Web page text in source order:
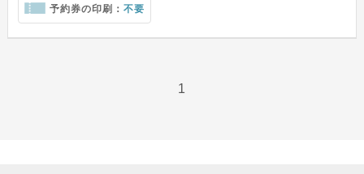
予約券の印刷： 不要
1